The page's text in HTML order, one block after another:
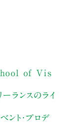
of Vis
ランスのライ
ト・プロデ